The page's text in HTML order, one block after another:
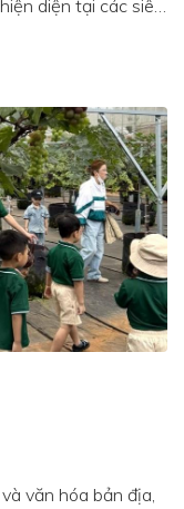
diện tại các siêu
hóa và chất
tính ngay trong
văn hóa bản địa,